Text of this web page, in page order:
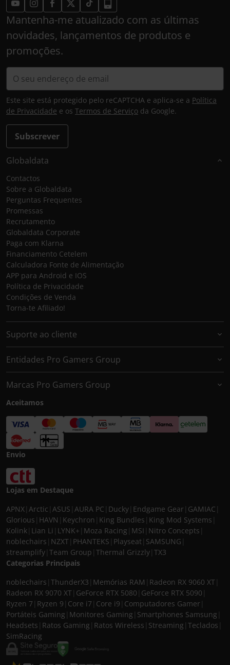
Mantenha-me atualizado com as últimas
novidades, lançamentos de produtos e
promoções.
Subscrever
Este site está protegido pelo reCAPTCHA e aplica-se a Política
de Privacidade e os Termos de Serviço da Google.
Globaldata
Contactos
Sobre a Globaldata
Perguntas Frequentes
Promessas
Recrutamento
Globaldata Corporate
Paga com Klarna
Financiamento Cetelem
Calculadora Fonte de Alimentação
APP para Android e IOS
Política de Privacidade
Condições de Venda
Torna-te Afiliado!
Suporte ao cliente
Entidades Pro Gamers Group
Marcas Pro Gamers Group
Aceitamos
Envio
Lojas em Destaque
APNX Arctic ASUS AURA PC Ducky Endgame Gear GAMIAC
Glorious HAVN Keychron King Bundles King Mod Systems
Kolink Lian Li LYNK+ Moza Racing MSI Nitro Concepts
noblechairs NZXT PHANTEKS Playseat SAMSUNG
streamplify Team Group Thermal Grizzly TX3
Categorias Principais
noblechairs ThunderX3 Memórias RAM Radeon RX 9060 XT
Radeon RX 9070 XT GeForce RTX 5080 GeForce RTX 5090
Ryzen 7 Ryzen 9 Core i7 Core i9 Computadores Gamer
Portáteis Gaming Monitores Gaming Smartphones Samsung
Headsets Ratos Gaming Ratos Wireless Streaming Teclados
SimRacing